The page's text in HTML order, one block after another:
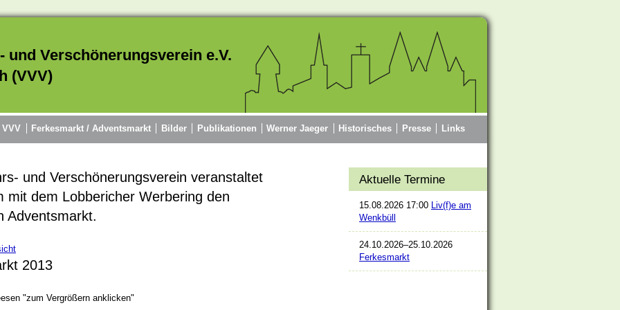
und Verschönerungsverein e.V.
(VVV)
VVV Ferkesmarkt / Adventsmarkt Bilder Publikationen Werner Jaeger Historisches Presse Links
und Verschönerungsverein veranstaltet
mit dem Lobbericher Werbering den
Adventsmarkt.
2013
"zum Vergrößern anklicken"
Aktuelle Termine
15.08.2026 17:00 Liv(f)e am
Wenkbüll
24.10.2026–25.10.2026
Ferkesmarkt